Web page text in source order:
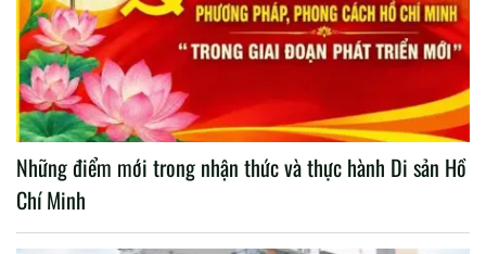
Những điểm mới trong nhận thức và thực hành Di sản Hồ
Chí Minh